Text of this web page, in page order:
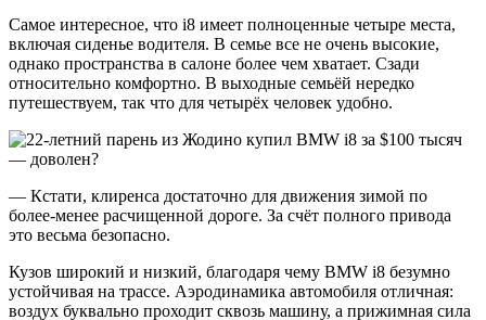
Самое интересное, что i8 имеет полноценные четыре места,
включая сиденье водителя. В семье все не очень высокие,
однако пространства в салоне более чем хватает. Сзади
относительно комфортно. В выходные семьёй нередко
путешествуем, так что для четырёх человек удобно.
— Кстати, клиренса достаточно для движения зимой по
более-менее расчищенной дороге. За счёт полного привода
это весьма безопасно.
Кузов широкий и низкий, благодаря чему BMW i8 безумно
устойчивая на трассе. Аэродинамика автомобиля отличная:
воздух буквально проходит сквозь машину, а прижимная сила